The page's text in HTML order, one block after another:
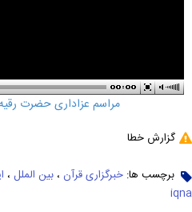
مراسم عزاداری حضرت
گزارش خطا
برچسب ها: خبرگزاری قرآن ، بین الملل ،
iqna